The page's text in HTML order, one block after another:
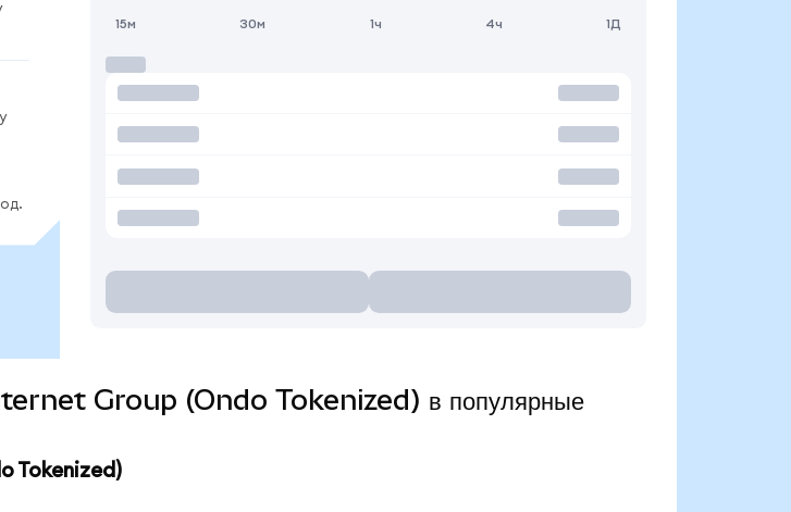
15м 30м 1ч 4ч 1Д
Internet Group (Ondo Tokenized) в популярные
Tokenized)